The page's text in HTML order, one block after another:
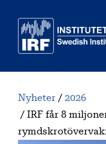
Nyheter
2026
IRF får 8